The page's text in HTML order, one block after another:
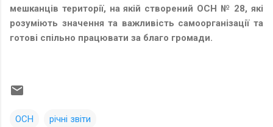
мешканців території, на якій створений ОСН № 28, які
розуміють значення та важливість самоорганізації та
готові спільно працювати за благо громади.
ОСН річні звіти